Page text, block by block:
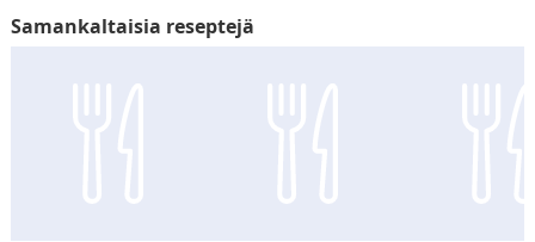
Samankaltaisia reseptejä